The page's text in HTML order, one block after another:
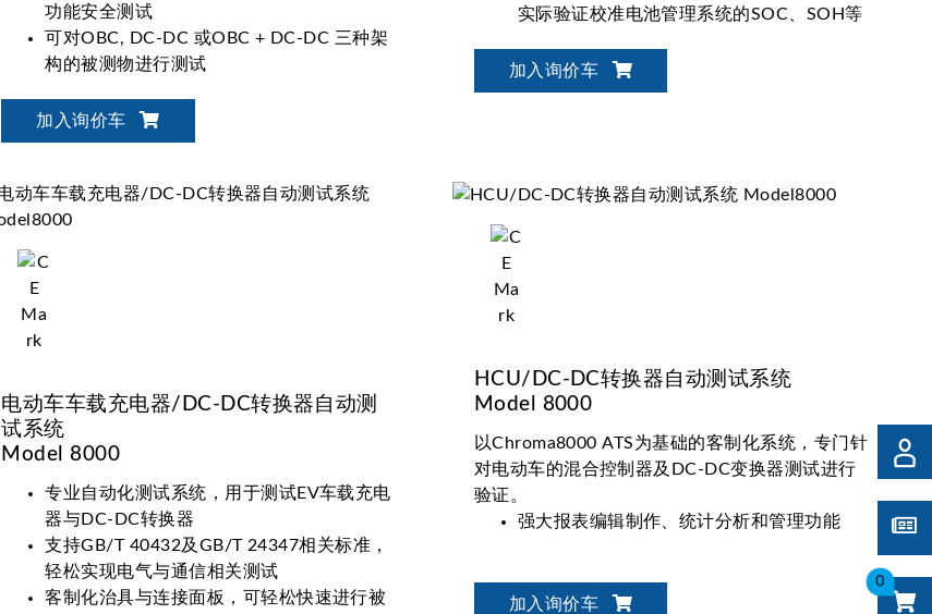
0
功能安全测试
可对OBC, DC-DC 或OBC + DC-DC 三种架
构的被测物进行测试
用或扩充
加入询价车
实际验证校准电池管理系统的SOC、SOH等
测试电池管理系统在静态或动态情境下的过
电压(OVP)、低电压(UVP)、过电流(OCP)、
加入询价车
电动车车载充电器/DC-DC转换器自动测
试系统
Model 8000
专业自动化测试系统，用于测试EV车载充电
器与DC-DC转换器
支持GB/T 40432及GB/T 24347相关标准，
轻松实现电气与通信相关测试
客制化治具与连接面板，可轻松快速进行被
HCU/DC-DC转换器自动测试系统
Model 8000
以Chroma8000 ATS为基础的客制化系统，专门针
对电动车的混合控制器及DC-DC变换器测试进行
验证。
强大报表编辑制作、统计分析和管理功能
加入询价车